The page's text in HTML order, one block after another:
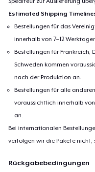
Estimated Shipping
Bestellungen für das
innerhalb von 7–12
Bestellungen für Frankreich,
Schweden kommen
nach der Produktion an.
Bestellungen für alle
voraussichtlich innerhalb
an.
Bei internationalen
verfolgen wir die Pakete nicht,
Rückgabebedingungen